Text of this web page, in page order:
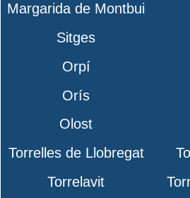
Margarida de Montbui
Sitges
Orpí
Orís
Olost
Torrelles de Llobregat
Torrelavit